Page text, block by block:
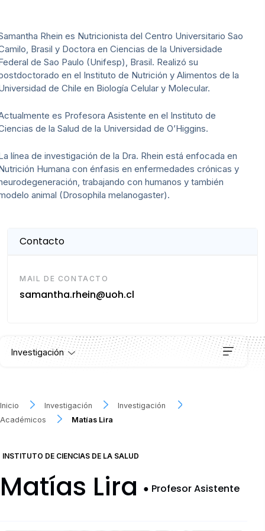
Rhein es Nutricionista del Centro Universitario Sao
Brasil y Doctora en Ciencias de la Universidade
de Sao Paulo (Unifesp), Brasil. Realizó su
en el Instituto de Nutrición y Alimentos de la
de Chile en Biología Celular y Molecular.
es Profesora Asistente en el Instituto de
de la Salud de la Universidad de O’Higgins.
línea de investigación de la Dra. Rhein está enfocada en
Humana con énfasis en enfermedades crónicas y
trabajando con humanos y también
animal (Drosophila melanogaster).
Contacto
MAIL DE CONTACTO
samantha.rhein@uoh.cl
Investigación
Inicio Investigación
Investigación
Académicos
Matías Lira
INSTITUTO DE CIENCIAS DE LA SALUD
Matías Lira ● Profesor Asistente